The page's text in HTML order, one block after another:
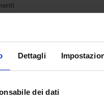
Dettagli
dei dati
e di governo